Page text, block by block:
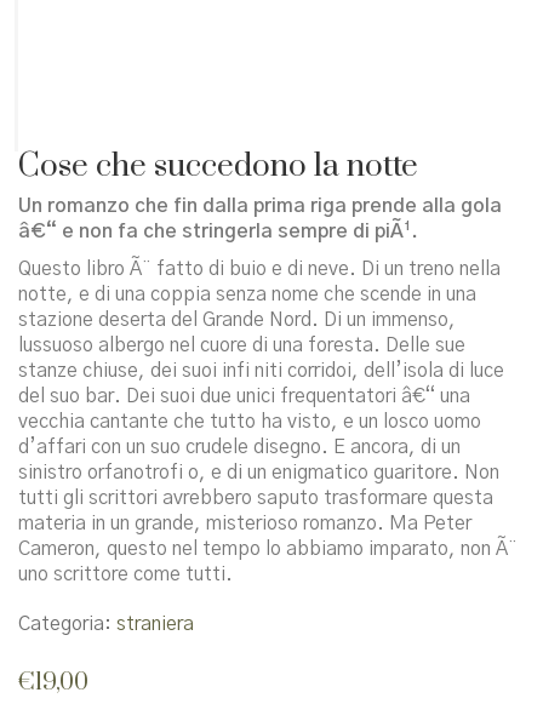
Cose che succedono la notte
Un romanzo che fin dalla prima riga prende alla gola
â€“ e non fa che stringerla sempre di piÃ¹.
Questo libro Ã¨ fatto di buio e di neve. Di un treno nella
notte, e di una coppia senza nome che scende in una
stazione deserta del Grande Nord. Di un immenso,
lussuoso albergo nel cuore di una foresta. Delle sue
stanze chiuse, dei suoi infi niti corridoi, dell’isola di luce
del suo bar. Dei suoi due unici frequentatori â€“ una
vecchia cantante che tutto ha visto, e un losco uomo
d’affari con un suo crudele disegno. E ancora, di un
sinistro orfanotrofi o, e di un enigmatico guaritore. Non
tutti gli scrittori avrebbero saputo trasformare questa
materia in un grande, misterioso romanzo. Ma Peter
Cameron, questo nel tempo lo abbiamo imparato, non Ã¨
uno scrittore come tutti.
Categoria: straniera
€19,00